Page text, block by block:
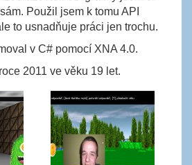
Použil jsem k tomu API
to usnadňuje práci jen trochu.
v C# pomocí XNA 4.0.
2011 ve věku 19 let.